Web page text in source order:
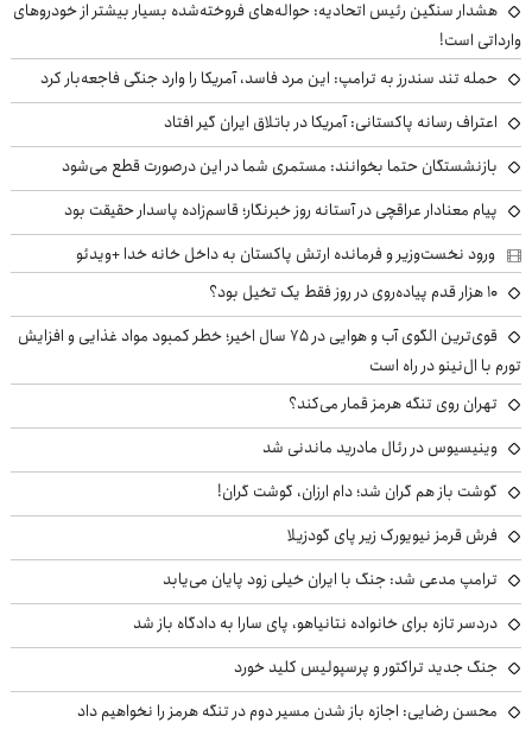
هشدار سنگین رئیس اتحادیه: حواله‌های فروخته‌شده بسیار بیشتر از خودروهای
وارداتی است!
حمله تند سندرز به ترامپ: این مرد فاسد، آمریکا را وارد جنگی فاجعه‌بار کرد
اعتراف رسانه پاکستانی: آمریکا در باتلاق ایران گیر افتاد
بازنشستگان حتما بخوانند: مستمری شما در این درصورت قطع می‌شود
پیام معنادار عراقچی در آستانه روز خبرنگار؛ قاسم‌زاده پاسدار حقیقت بود
ورود نخست‌وزیر و فرمانده ارتش پاکستان به داخل خانه خدا +ویدئو
۱۰ هزار قدم پیاده‌روی در روز فقط یک تخیل بود؟
قوی‌ترین الگوی آب و هوایی در ۷۵ سال اخیر؛ خطر کمبود مواد غذایی و افزایش
تورم با ال‌نینو در راه است
تهران روی تنگه هرمز قمار می‌کند؟
وینیسیوس در رئال مادرید ماندنی شد
گوشت باز هم گران شد؛ دام ارزان، گوشت گران!
فرش قرمز نیویورک زیر پای گودزیلا
ترامپ مدعی شد: جنگ با ایران خیلی زود پایان می‌یابد
دردسر تازه برای خانواده نتانیاهو، پای سارا به دادگاه باز شد
جنگ جدید تراکتور و پرسپولیس کلید خورد
محسن رضایی: اجازه باز شدن مسیر دوم در تنگه هرمز را نخواهیم داد